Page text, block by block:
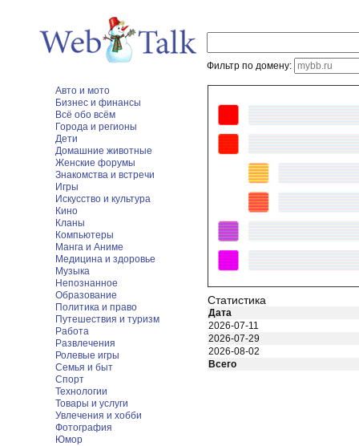
Фильтр по домену:
Авто и мото
Бизнес и финансы
Всё обо всём
Города и регионы
Дети
Домашние животные
Женские форумы
Знакомства и встречи
Игры
Искусство и культура
Кино
Кланы
Компьютеры
Манга и Аниме
Медицина и здоровье
Музыка
Непознанное
Образование
Политика и право
Путешествия и туризм
Работа
Развлечения
Ролевые игры
Семья и быт
Спорт
Технологии
Товары и услуги
Увлечения и хобби
Фотография
Юмор
Статистика
Дата
2026-07-11
2026-07-29
2026-08-02
Всего